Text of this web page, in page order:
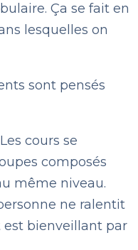
Ça se fait en
lesquelles on
sont pensés
Les cours se
composés
même niveau.
ne ralentit
est bienveillant par